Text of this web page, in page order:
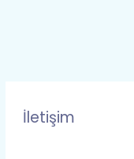
İletişim